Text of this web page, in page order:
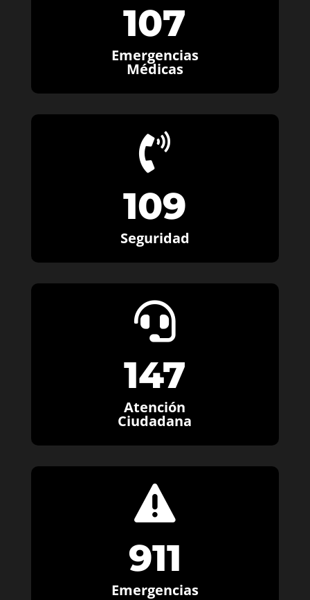
107
Emergencias
Médicas

109
Seguridad

147
Atención
Ciudadana

911
Emergencias